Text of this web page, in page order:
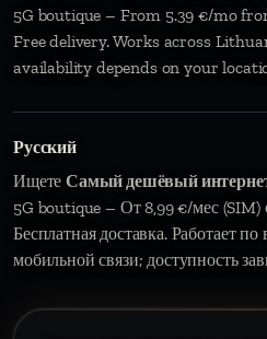
5G boutique – From 5.39 €/mo
Free delivery. Works across
availability depends on your
Русский
ИщетеСамый дешёвый
5G boutique – От 8,99 €/мес (SIM)
Бесплатная доставка. Работает по
мобильной связи; доступность